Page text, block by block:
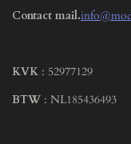
Contact mail.
KVK : 52977129
BTW : NL185436493